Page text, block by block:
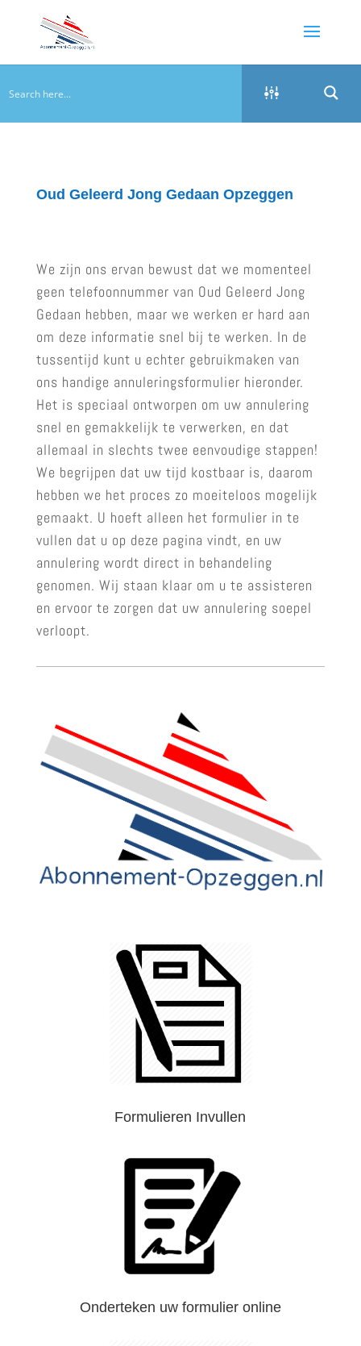
Oud Geleerd Jong Gedaan Opzeggen
We zijn ons ervan bewust dat we momenteel
geen telefoonnummer van Oud Geleerd Jong
Gedaan hebben, maar we werken er hard aan
om deze informatie snel bij te werken. In de
tussentijd kunt u echter gebruikmaken van
ons handige annuleringsformulier hieronder.
Het is speciaal ontworpen om uw annulering
snel en gemakkelijk te verwerken, en dat
allemaal in slechts twee eenvoudige stappen!
We begrijpen dat uw tijd kostbaar is, daarom
hebben we het proces zo moeiteloos mogelijk
gemaakt. U hoeft alleen het formulier in te
vullen dat u op deze pagina vindt, en uw
annulering wordt direct in behandeling
genomen. Wij staan klaar om u te assisteren
en ervoor te zorgen dat uw annulering soepel
verloopt.
Formulieren Invullen
Onderteken uw formulier online